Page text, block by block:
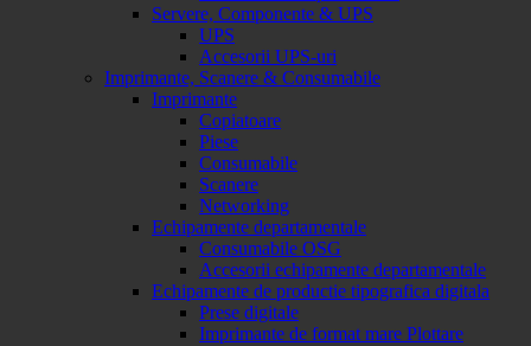
Servere, Componente & UPS
UPS
Accesorii UPS-uri
Imprimante, Scanere & Consumabile
Imprimante
Copiatoare
Piese
Consumabile
Scanere
Networking
Echipamente departamentale
Consumabile OSG
Accesorii echipamente departamentale
Echipamente de productie tipografica digitala
Prese digitale
Imprimante de format mare Plottare